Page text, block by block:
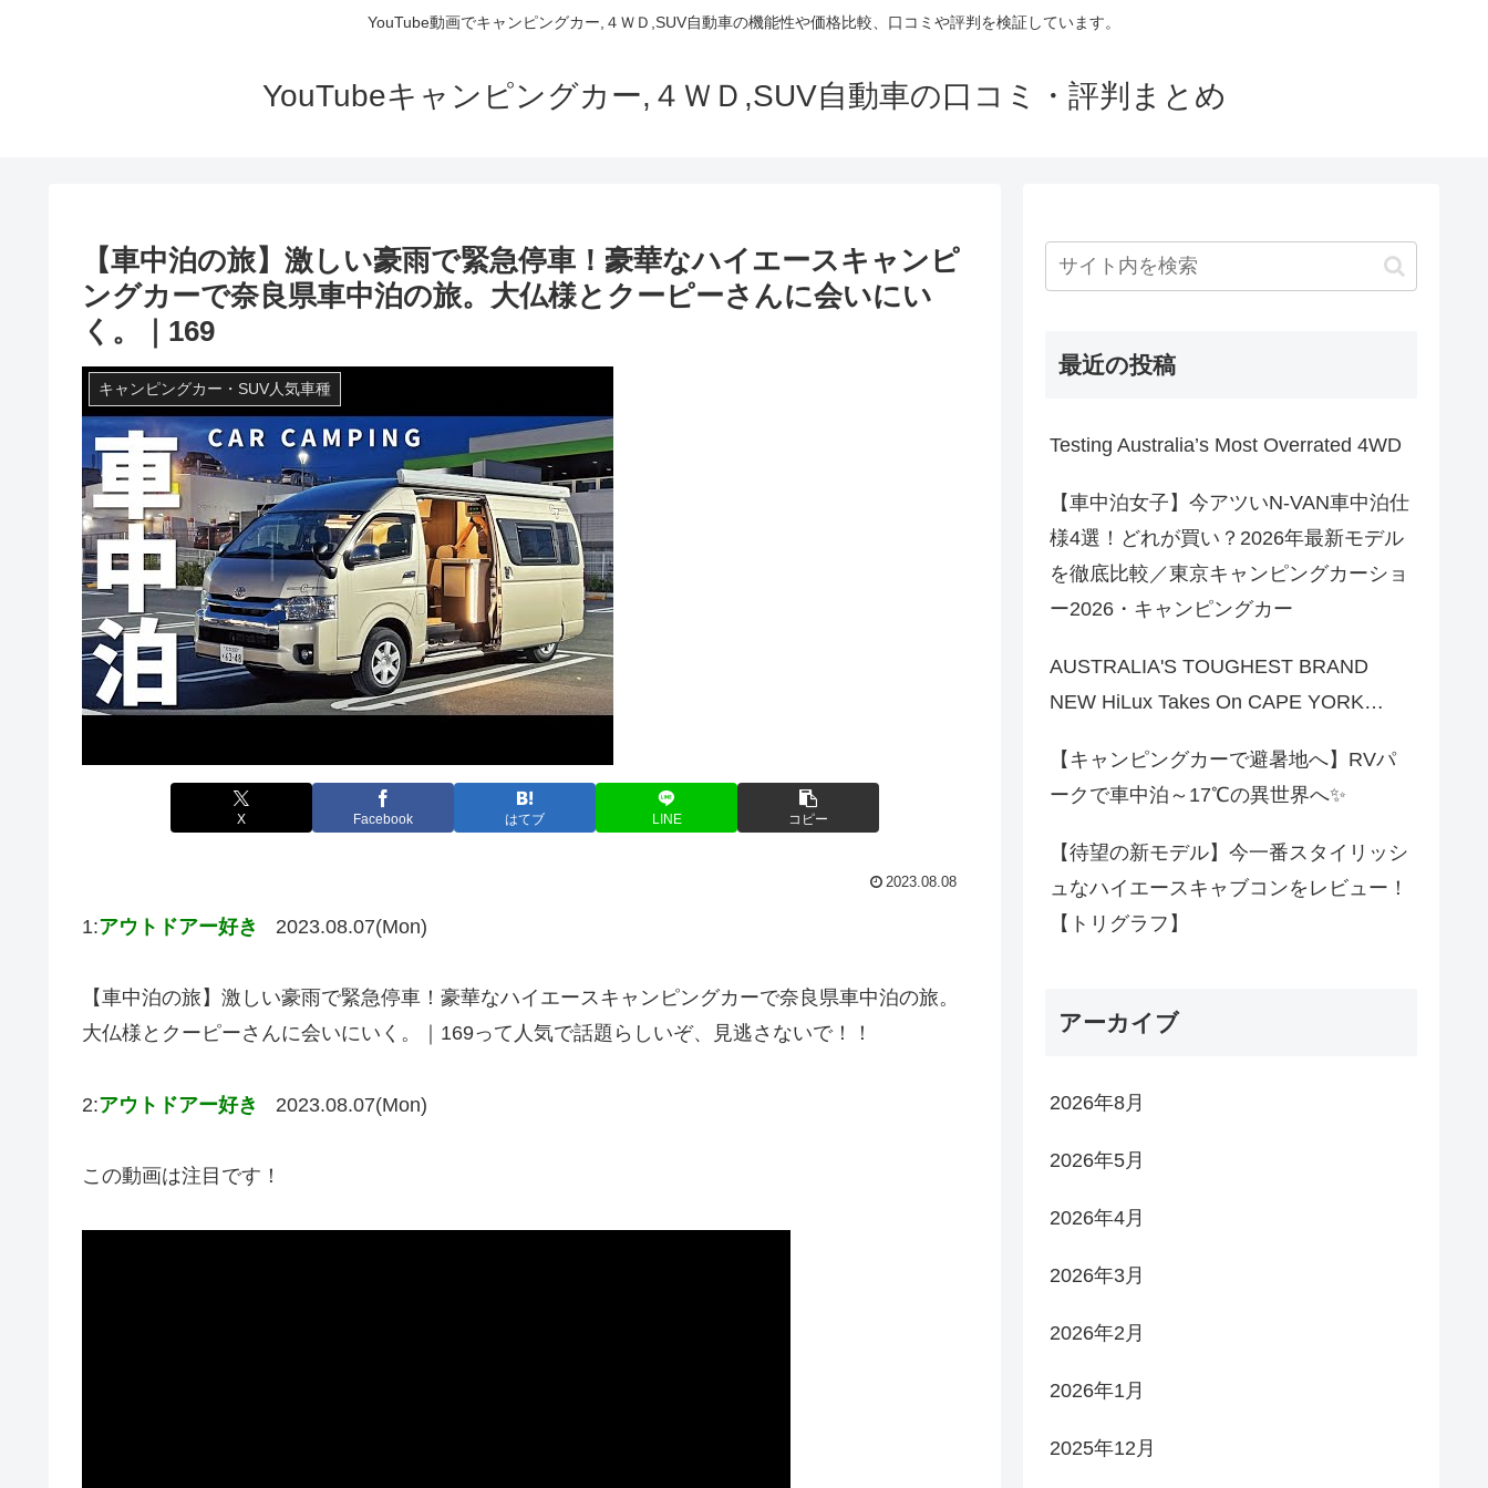
YouTube動画でキャンピングカー,４ＷＤ,SUV自動車の機能性や価格比較、口コミや評判を検証しています。
YouTubeキャンピングカー,４ＷＤ,SUV自動車の口コミ・評判まとめ
【車中泊の旅】激しい豪雨で緊急停車！豪華なハイエースキャンピ
ングカーで奈良県車中泊の旅。大仏様とクーピーさんに会いにい
く。｜169
キャンピングカー・SUV人気車種
X Facebook はてブ LINE コピー
2023.08.08
1:アウトドアー好き 2023.08.07(Mon)
【車中泊の旅】激しい豪雨で緊急停車！豪華なハイエースキャンピングカーで奈良県車中泊の旅。
大仏様とクーピーさんに会いにいく。｜169って人気で話題らしいぞ、見逃さないで！！
2:アウトドアー好き 2023.08.07(Mon)
この動画は注目です！
最近の投稿
Testing Australia’s Most Overrated 4WD
【車中泊女子】今アツいN-VAN車中泊仕
様4選！どれが買い？2026年最新モデル
を徹底比較／東京キャンピングカーショ
ー2026・キャンピングカー
AUSTRALIA'S TOUGHEST BRAND
NEW HiLux Takes On CAPE YORK…
【キャンピングカーで避暑地へ】RVパ
ークで車中泊～17℃の異世界へ✨
【待望の新モデル】今一番スタイリッシ
ュなハイエースキャブコンをレビュー！
【トリグラフ】
アーカイブ
2026年8月
2026年5月
2026年4月
2026年3月
2026年2月
2026年1月
2025年12月